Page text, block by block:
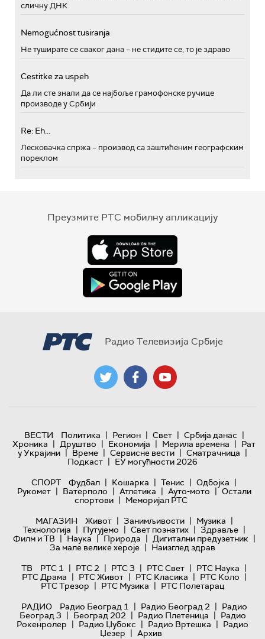
сличну ДНК
Nemogućnost tusiranja
Не туширате се сваког дана – не стидите се, то је здраво
Cestitke za uspeh
Да ли сте знали да се најбоље грамофонске ручице
производе у Србији
Re: Eh...
Лесковачка спржа – производ са заштићеним географским
пореклом
Преузмите РТС мобилну апликацију
Радио Телевизија Србије
ВЕСТИ Политика | Регион | Свет | Србија данас |
Хроника | Друштво | Економија | Мерила времена | Рат
у Украјини | Време | Сервисне вести | Сматрачница |
Подкаст | ЕУ могућности 2026
СПОРТ
Фудбал | Кошарка | Тенис | Одбојка |
Рукомет | Ватерполо | Атлетика | Ауто-мото | Остали
спортови | Меморијал РТС
МАГАЗИН
Живот | Занимљивости | Музика |
Технологијa | Путујемо | Свет познатих | Здравље |
Филм и ТВ | Наука | Природа | Дигитални предузетник |
За мале велике хероје | Наизглед здрав
ТВ
РТС 1 | РТС 2 | РТС 3 | РТС Свет | РТС Наука |
РТС Драма | РТС Живот | РТС Класика | РТС Коло |
РТС Трезор | РТС Музика | РТС Полетарац
РАДИО
Радио Београд 1 | Радио Београд 2 | Радио
Београд 3 | Београд 202 | Радио Плетеница | Радио
Рокенролер | Радио Џубокс | Радио Вртешка | Радио
Џезер | Архив